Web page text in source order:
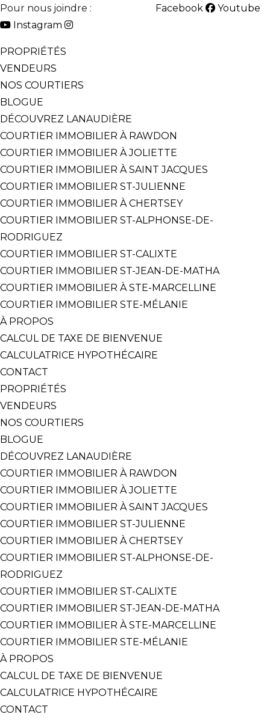
Pour nous joindre : Facebook
Youtube
Instagram
PROPRIÉTÉS
VENDEURS
NOS COURTIERS
BLOGUE
DÉCOUVREZ LANAUDIÈRE
COURTIER IMMOBILIER À RAWDON
COURTIER IMMOBILIER À JOLIETTE
COURTIER IMMOBILIER À SAINT JACQUES
COURTIER IMMOBILIER ST-JULIENNE
COURTIER IMMOBILIER À CHERTSEY
COURTIER IMMOBILIER ST-ALPHONSE-DE-
RODRIGUEZ
COURTIER IMMOBILIER ST-CALIXTE
COURTIER IMMOBILIER ST-JEAN-DE-MATHA
COURTIER IMMOBILIER À STE-MARCELLINE
COURTIER IMMOBILIER STE-MÉLANIE
À PROPOS
CALCUL DE TAXE DE BIENVENUE
CALCULATRICE HYPOTHÉCAIRE
CONTACT
PROPRIÉTÉS
VENDEURS
NOS COURTIERS
BLOGUE
DÉCOUVREZ LANAUDIÈRE
COURTIER IMMOBILIER À RAWDON
COURTIER IMMOBILIER À JOLIETTE
COURTIER IMMOBILIER À SAINT JACQUES
COURTIER IMMOBILIER ST-JULIENNE
COURTIER IMMOBILIER À CHERTSEY
COURTIER IMMOBILIER ST-ALPHONSE-DE-
RODRIGUEZ
COURTIER IMMOBILIER ST-CALIXTE
COURTIER IMMOBILIER ST-JEAN-DE-MATHA
COURTIER IMMOBILIER À STE-MARCELLINE
COURTIER IMMOBILIER STE-MÉLANIE
À PROPOS
CALCUL DE TAXE DE BIENVENUE
CALCULATRICE HYPOTHÉCAIRE
CONTACT